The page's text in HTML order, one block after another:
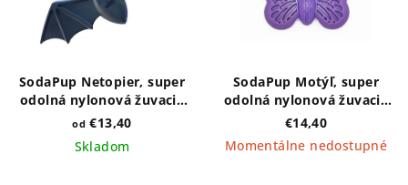
SodaPup Netopier, super
odolná nylonová žuvacia
hračka - čierna, rôzne
od €13,40
Skladom
SodaPup Motýľ, super
odolná nylonová žuvacia
hračka - fialová
€14,40
Momentálne nedostupné